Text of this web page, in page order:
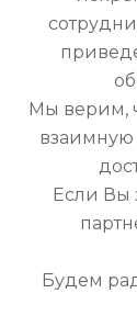
Мы верим,
взаимную
Если Вы
Будем